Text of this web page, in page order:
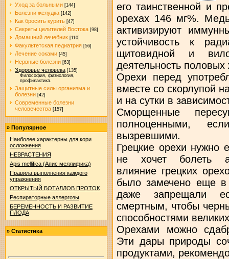
Уход за больными [144]
Болезни желудка [142]
Как бросить курить [47]
Секреты целителей Востока [98]
Домашний лечебник [110]
Факультетская педиатрия [56]
Лечение соками [45]
Нервные болезни [63]
Здоровье человека [135]
Философия, физиология,
профилактика.
Защитные силы организма и
болезни [42]
Современные болезни
человечества [157]
» Популярное
Наиболее характерны для кори
осложнения
НЕВРАСТЕНИЯ
Apis mellifica (Апис меллифика)
Правила выполнения каждого
упражнения
ОТКРЫТЫЙ БОТАЛЛОВ ПРОТОК
Респираторные аллергозы
БЕРЕМЕННОСТЬ И РАЗВИТИЕ
ПЛОДА
» Статистика
его таинственной и
орехах 146 мг%.
активизируют
устойчивость к
щитовидной и
деятельность
Орехи перед
вместе со скорлупой
и на сутки в
Сморщенные
полноценными,
вызревшими.
Грецкие орехи нужно
не хочет болеть
влияние грецких
было замечено еще
даже запрещали
смертным, чтобы
способностями
Орехами можно
Эти дары природы
продуктами,